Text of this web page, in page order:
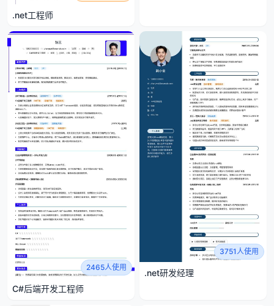
.net工程师
2465人使用
C#后端开发工程师
3751人使用
.net研发经理